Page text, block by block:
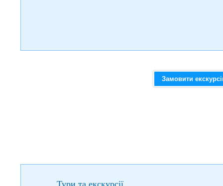
Замовити
Тури та екскурсії